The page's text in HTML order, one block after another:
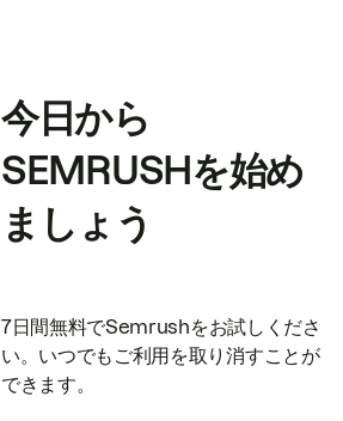
今日から
SEMRUSHを始め
ましょう
7日間無料でSemrushをお試しくださ
い。いつでもご利用を取り消すことが
できます。